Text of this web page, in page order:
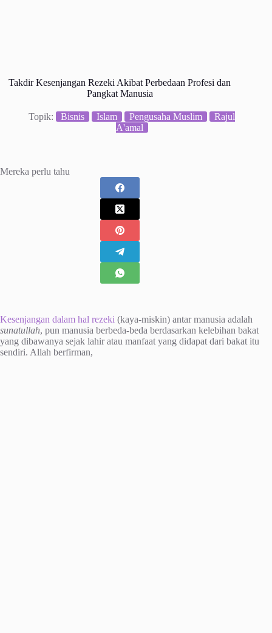
Takdir Kesenjangan Rezeki Akibat Perbedaan Profesi dan
Pangkat Manusia
Topik: Bisnis Islam Pengusaha Muslim
Rajul
A'amal
Mereka perlu tahu
Kesenjangan dalam hal rezeki (kaya-miskin) antar manusia adalah
sunatullah, pun manusia berbeda-beda berdasarkan kelebihan bakat
yang dibawanya sejak lahir atau manfaat yang didapat dari bakat itu
sendiri. Allah berfirman,